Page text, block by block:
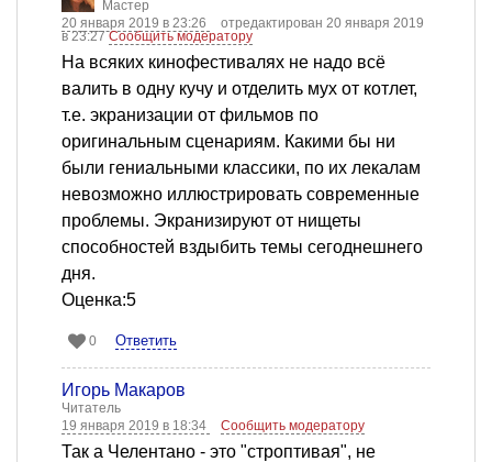
Мастер
20 января 2019 в 23:26
отредактирован 20 января 2019
в 23:27Сообщить модератору
На всяких кинофестивалях не надо всё
валить в одну кучу и отделить мух от котлет,
т.е. экранизации от фильмов по
оригинальным сценариям. Какими бы ни
были гениальными классики, по их лекалам
невозможно иллюстрировать современные
проблемы. Экранизируют от нищеты
способностей вздыбить темы сегоднешнего
дня.
Оценка:5
0 Ответить
Игорь Макаров
Читатель
19 января 2019 в 18:34
Сообщить модератору
Так а Челентано - это "строптивая", не